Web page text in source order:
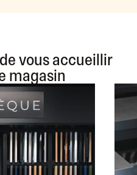
vous accueillir
magasin